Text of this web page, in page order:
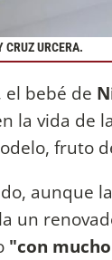
URCERA.
el bebé de
la vida de
fruto
aunque
un
"con